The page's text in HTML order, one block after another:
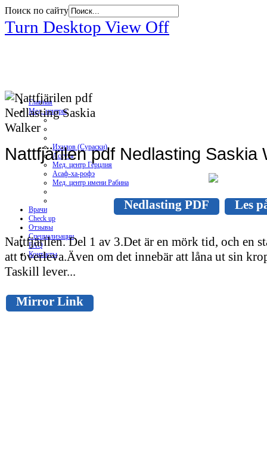
Поиск по сайту
Turn Desktop View Off
Главная
Мед. центры
Ихилов (Сураски)
Ассута
Мед. центр Герцлия
Асаф-ха-рофэ
Мед. центр имени Рабина
Врачи
Check up
Отзывы
Специализации
FAQ
Контакты
Nattfjärilen pdf Nedlasting Saskia
Nedlasting PDF Les
Nattfjärilen. Del 1 av 3.Det är en mörk tid, och en
att överleva.Även om det innebär att låna ut sin
Taskill lever...
Mirror Link